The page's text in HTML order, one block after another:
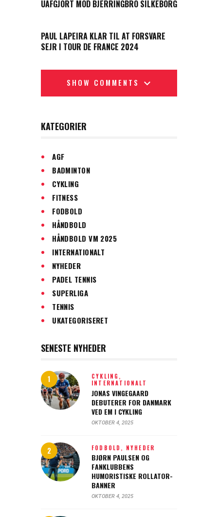
UAFGJORT MOD BJERRINGBRO SILKEBORG
PAUL LAPEIRA KLAR TIL AT FORSVARE
SEJR I TOUR DE FRANCE 2024
SHOW COMMENTS
KATEGORIER
AGF
BADMINTON
CYKLING
FITNESS
FODBOLD
HÅNDBOLD
HÅNDBOLD VM 2025
INTERNATIONALT
NYHEDER
PADEL TENNIS
SUPERLIGA
TENNIS
UKATEGORISERET
SENESTE NYHEDER
CYKLING,
INTERNATIONALT
JONAS VINGEGAARD
DEBUTERER FOR DANMARK
VED EM I CYKLING
OKTOBER 4, 2025
FODBOLD, NYHEDER
BJØRN PAULSEN OG
FANKLUBBENS
HUMORISTISKE ROLLATOR-
BANNER
OKTOBER 4, 2025